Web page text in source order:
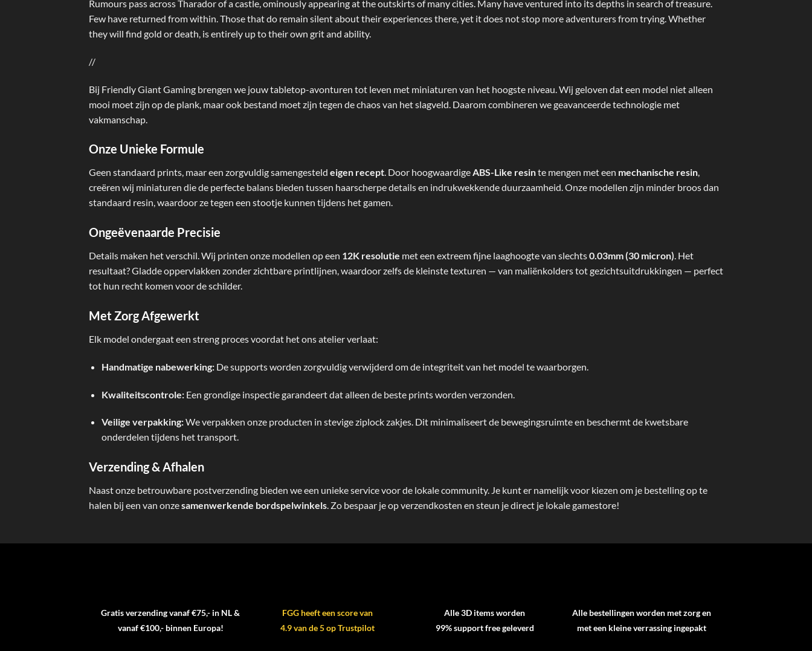
Rumours pass across Tharador of a castle, ominously appearing at the outskirts of many cities. Many have ventured into its depths in search of treasure.
Few have returned from within. Those that do remain silent about their experiences there, yet it does not stop more adventurers from trying. Whether
they will find gold or death, is entirely up to their own grit and ability.
//
Bij Friendly Giant Gaming brengen we jouw tabletop-avonturen tot leven met miniaturen van het hoogste niveau. Wij geloven dat een model niet alleen
mooi moet zijn op de plank, maar ook bestand moet zijn tegen de chaos van het slagveld. Daarom combineren we geavanceerde technologie met
vakmanschap.
Onze Unieke Formule
Geen standaard prints, maar een zorgvuldig samengesteld eigen recept. Door hoogwaardigeABS-Like resinte mengen met een mechanische resin,
creëren wij miniaturen die de perfecte balans bieden tussen haarscherpe details en indrukwekkende duurzaamheid. Onze modellen zijn minder broos dan
standaard resin, waardoor ze tegen een stootje kunnen tijdens het gamen.
Ongeëvenaarde Precisie
Details maken het verschil. Wij printen onze modellen op een 12K resolutie met een extreem fijne laaghoogte van slechts0.03mm (30 micron). Het
resultaat? Gladde oppervlakken zonder zichtbare printlijnen, waardoor zelfs de kleinste texturen — van maliënkolders tot gezichtsuitdrukkingen — perfect
tot hun recht komen voor de schilder.
Met Zorg Afgewerkt
Elk model ondergaat een streng proces voordat het ons atelier verlaat:
Handmatige nabewerking:De supports worden zorgvuldig verwijderd om de integriteit van het model te waarborgen.
Kwaliteitscontrole:Een grondige inspectie garandeert dat alleen de beste prints worden verzonden.
Veilige verpakking:We verpakken onze producten in stevige ziplock zakjes. Dit minimaliseert de bewegingsruimte en beschermt de kwetsbare
onderdelen tijdens het transport.
Verzending & Afhalen
Naast onze betrouwbare postverzending bieden we een unieke service voor de lokale community. Je kunt er namelijk voor kiezen om je bestelling op te
halen bij een van onzesamenwerkende bordspelwinkels. Zo bespaar je op verzendkosten en steun je direct je lokale gamestore!
Gratis verzending vanaf €75,- in NL &
vanaf €100,- binnen Europa!
FGG heeft een score van
4.9 van de 5 op Trustpilot
Alle 3D items worden
99% support free geleverd
Alle bestellingen worden met zorg en
met een kleine verrassing ingepakt